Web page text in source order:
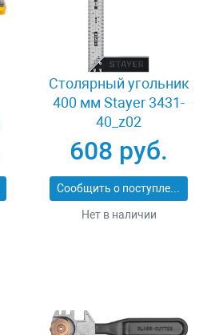
Столярный угольник
400 мм Stayer 3431-
40_z02
608 руб.
Сообщить о поступлении
Нет в наличии